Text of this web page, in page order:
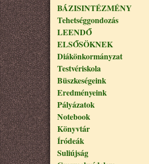
BÁZISINTÉZMÉNY
Tehetséggondozás
LEENDŐ
ELSŐSÖKNEK
Diákönkormányzat
Testvériskola
Büszkeségeink
Eredményeink
Pályázatok
Notebook
Könyvtár
Íródeák
Suliújság